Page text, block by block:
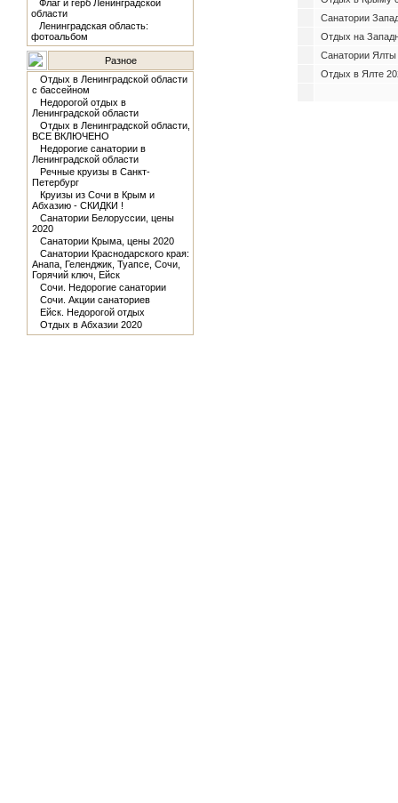
Флаг и герб Ленинградской
области
Ленинградская область:
фотоальбом
Разное
Отдых в Ленинградской области
с бассейном
Недорогой отдых в
Ленинградской области
Отдых в Ленинградской области,
ВСЕ ВКЛЮЧЕНО
Недорогие санатории в
Ленинградской области
Речные круизы в Санкт-
Петербург
Круизы из Сочи в Крым и
Абхазию - СКИДКИ !
Санатории Белоруссии, цены
2020
Санатории Крыма, цены 2020
Санатории Краснодарского края:
Анапа, Геленджик, Туапсе, Сочи,
Горячий ключ, Ейск
Сочи. Недорогие санатории
Сочи. Акции санаториев
Ейск. Недорогой отдых
Отдых в Абхазии 2020
Санатории
Отдых на
Санатории Ялты
Отдых в Ялте